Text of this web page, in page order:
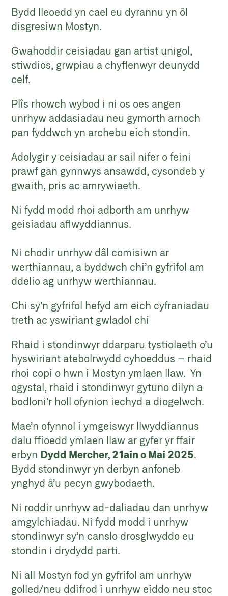
Bydd lleoedd yn cael eu dyrannu yn ôl
disgresiwn Mostyn.
Gwahoddir ceisiadau gan artist unigol,
stiwdios, grwpiau a chyflenwyr deunydd
celf.
Plîs rhowch wybod i ni os oes angen
unrhyw addasiadau neu gymorth arnoch
pan fyddwch yn archebu eich stondin.
Adolygir y ceisiadau ar sail nifer o feini
prawf gan gynnwys ansawdd, cysondeb y
gwaith, pris ac amrywiaeth.
Ni fydd modd rhoi adborth am unrhyw
geisiadau aflwyddiannus.
Ni chodir unrhyw dâl comisiwn ar
werthiannau, a byddwch chi’n gyfrifol am
ddelio ag unrhyw werthiannau.
Chi sy’n gyfrifol hefyd am eich cyfraniadau
treth ac yswiriant gwladol chi
Rhaid i stondinwyr ddarparu tystiolaeth o’u
hyswiriant atebolrwydd cyhoeddus – rhaid
rhoi copi o hwn i Mostyn ymlaen llaw. Yn
ogystal, rhaid i stondinwyr gytuno dilyn a
bodloni’r holl ofynion iechyd a diogelwch.
Mae’n ofynnol i ymgeiswyr llwyddiannus
dalu ffioedd ymlaen llaw ar gyfer yr ffair
erbyn Dydd Mercher, 21ain o Mai 2025.
Bydd stondinwyr yn derbyn anfoneb
ynghyd â’u pecyn gwybodaeth.
Ni roddir unrhyw ad-daliadau dan unrhyw
amgylchiadau. Ni fydd modd i unrhyw
stondinwyr sy’n canslo drosglwyddo eu
stondin i drydydd parti.
Ni all Mostyn fod yn gyfrifol am unrhyw
golled/neu ddifrod i unrhyw eiddo neu stoc